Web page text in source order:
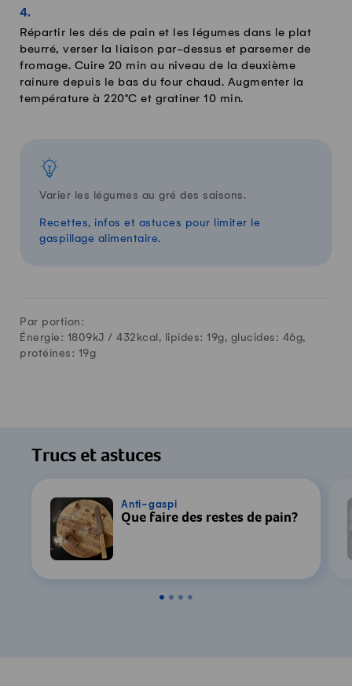
Répartir les dés de pain et les légumes dans le plat
beurré, verser la liaison par-dessus et parsemer de
fromage. Cuire 20 min au niveau de la deuxième
rainure depuis le bas du four chaud. Augmenter la
température à 220°C et gratiner 10 min.
Varier les légumes au gré des saisons.
Recettes, infos et astuces pour limiter le
gaspillage alimentaire.
Par portion:
Énergie: 1809kJ / 432 kcal, lipides: 19g, glucides: 46g,
protéines: 19g
Trucs et astuces
Anti-gaspi
Que faire des restes de pain?